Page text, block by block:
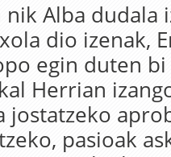
nik Alba dudala
dio izenak,
egin duten bi
Herrian
jostatzeko
pasioak